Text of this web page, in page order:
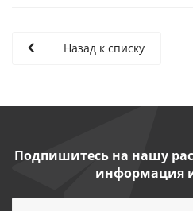
Назад к списку
Подпишитесь на нашу
информация